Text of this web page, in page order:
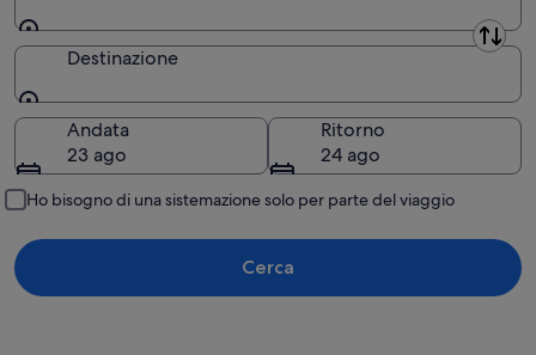
Partenza
Destinazione
Destinazione
Andata
23 ago
Ritorno
24 ago
Ho bisogno di una sistemazione solo per parte del viaggio
Cerca